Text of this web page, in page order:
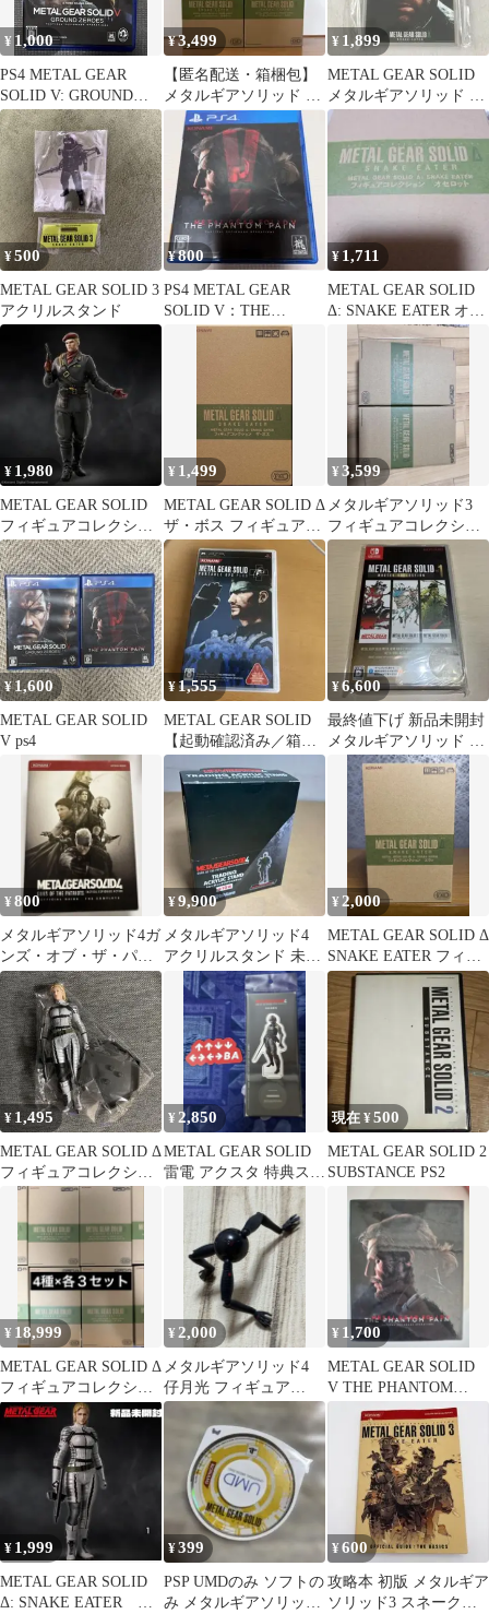
¥ 1,000
PS4 METAL GEAR
SOLID V: GROUND
ZEROES
¥3,499
【匿名配送・箱梱包】
メタルギアソリッド フ
ィギュア 2個セット
¥ 1,899
METAL GEAR SOLID
メタルギアソリッド ア
クリルブロック アクス
¥500
METAL GEAR SOLID 3
アクリルスタンド
¥800
PS4 METAL GEAR
SOLID V：THE
PHANTOM PAIN…
¥ 1,711
METAL GEAR SOLID
Δ: SNAKE EATER オセ
ロット
¥ 1,980
METAL GEAR SOLID
フィギュアコレクショ
ン オセロット②
¥ 1,499
METAL GEAR SOLID Δ
ザ・ボス フィギュアコ
レクション新品未開封
¥3,599
メタルギアソリッド3
フィギュアコレクショ
ン 2種セット スネーク
エヴァ
¥1,600
METAL GEAR SOLID
V ps4
¥1,555
METAL GEAR SOLID
【起動確認済み／箱・
説明書あり】
¥6,600
最終値下げ 新品未開封
メタルギアソリッド マ
スターコレクション
Vol.1
¥800
メタルギアソリッド4ガ
ンズ・オブ・ザ・パト
リオット公式ガイド
ザ・コンプリート
¥9,900
メタルギアソリッド4
アクリルスタンド 未開
封 BOX コンプリート
全10種 2
¥2,000
METAL GEAR SOLID Δ
SNAKE EATER フィギ
ュア エヴァ
¥ 1,495
METAL GEAR SOLID Δ
フィギュアコレクショ
ン ザ・ボス
¥ 2,850
METAL GEAR SOLID
雷電 アクスタ 特典ステ
現在 ¥500
METAL GEAR SOLID 2
SUBSTANCE PS2
¥ 18,999
METAL GEAR SOLID Δ
フィギュアコレクショ
ン 全4種
¥ 2,000
メタルギアソリッド4
仔月光 フィギュア
MGS
¥ 1,700
METAL GEAR SOLID
V THE PHANTOM
PAIN
¥ 1,999
METAL GEAR SOLID
Δ: SNAKE EATER
¥399
PSP UMDのみ ソフトの
み メタルギアソリッド
¥600
攻略本 初版 メタルギア
ソリッド3 スネークイ